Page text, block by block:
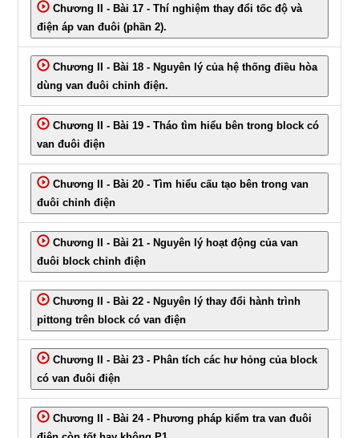
Chương II - Bài 17 - Thí nghiệm thay đổi tốc độ và
điện áp van đuôi (phần 2).
Chương II - Bài 18 - Nguyên lý của hệ thống điều hòa
dùng van đuôi chỉnh điện.
Chương II - Bài 19 - Tháo tìm hiểu bên trong block có
van đuôi điện
Chương II - Bài 20 - Tìm hiểu cấu tạo bên trong van
đuôi chỉnh điện
Chương II - Bài 21 - Nguyên lý hoạt động của van
đuôi block chỉnh điện
Chương II - Bài 22 - Nguyên lý thay đổi hành trình
pittong trên block có van điện
Chương II - Bài 23 - Phân tích các hư hỏng của block
có van đuôi điện
Chương II - Bài 24 - Phương pháp kiểm tra van đuôi